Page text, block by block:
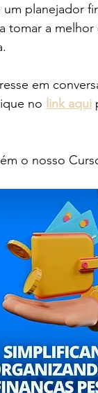
planejador
tomar a
no link aqui
o nosso